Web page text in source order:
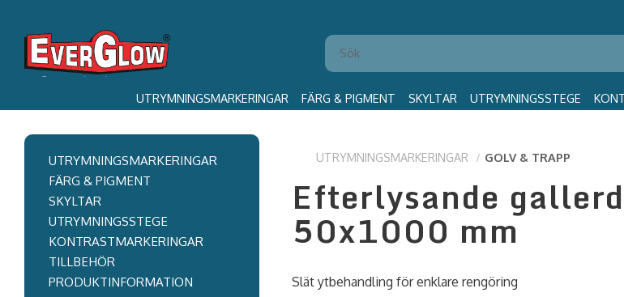
UTRYMNINGSMARKERINGAR FÄRG & PIGMENT SKYLTAR UTRYMNINGSSTEGE
UTRYMNINGSMARKERINGAR GOLV & TRAPP
Efterlysande
50x1000 mm
Slät ytbehandling för enklare rengöring
UTRYMNINGSMARKERINGAR
FÄRG & PIGMENT
SKYLTAR
UTRYMNINGSSTEGE
KONTRASTMARKERINGAR
TILLBEHÖR
PRODUKTINFORMATION